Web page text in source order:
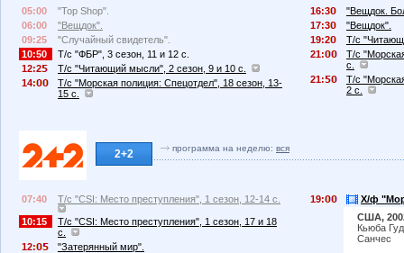
05:00
"Top Shop".
06:00
"Вещдок".
09:25
"Случайный свидетель".
10:50
Т/с "ФБР", 3 сезон, 11 и 12 с.
12:2
Т/с "Читающий мысли", 2 сезон, 9 и 10 с.
14:
Т/с "Морская полиция: Спецотдел", 18 сезон, 13-
15 с.
16:3
"Вещдок.
17:3
"Вещдок".
19:2
Т/с
21:
Т/с
с.
21:
Т/с
2 с.
2+2 программа на неделю: вся
07:40 Т/с "CSI: Место преступления", 1 сезон, 12-14 с.
10:15
Т/с "CSI: Место преступления", 1 сезон, 17 и 18
с.
12:
"Затерянный мир".
19:
Х/ф
США,
Кьюба
Санчес